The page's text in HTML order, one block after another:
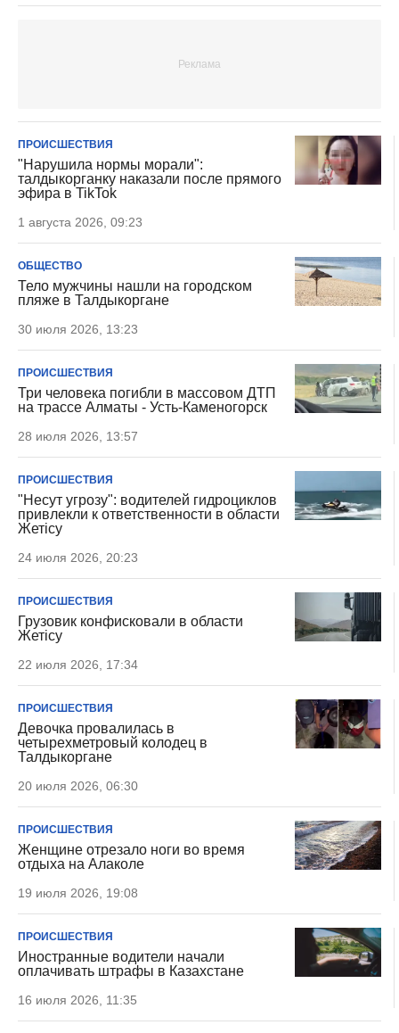
ПРОИСШЕСТВИЯ
"Нарушила нормы морали":
талдыкорганку наказали после прямого
эфира в TikTok
1 августа 2026, 09:23
ОБЩЕСТВО
Тело мужчины нашли на городском
пляже в Талдыкоргане
30 июля 2026, 13:23
ПРОИСШЕСТВИЯ
Три человека погибли в массовом ДТП
на трассе Алматы - Усть-Каменогорск
28 июля 2026, 13:57
ПРОИСШЕСТВИЯ
"Несут угрозу": водителей гидроциклов
привлекли к ответственности в области
Жетiсу
24 июля 2026, 20:23
ПРОИСШЕСТВИЯ
Грузовик конфисковали в области
Жетісу
22 июля 2026, 17:34
ПРОИСШЕСТВИЯ
Девочка провалилась в
четырехметровый колодец в
Талдыкоргане
20 июля 2026, 06:30
ПРОИСШЕСТВИЯ
Женщине отрезало ноги во время
отдыха на Алаколе
19 июля 2026, 19:08
ПРОИСШЕСТВИЯ
Иностранные водители начали
оплачивать штрафы в Казахстане
16 июля 2026, 11:35